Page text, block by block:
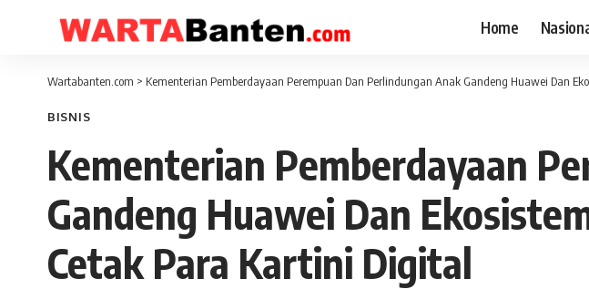
Home
Wartabanten.com > Kementerian Pemberdayaan Perempuan Dan Perlindungan Anak Gandeng Huawei Dan
BISNIS
Kementerian Pemberdayaan
Gandeng Huawei Dan
Cetak Para Kartini Digital